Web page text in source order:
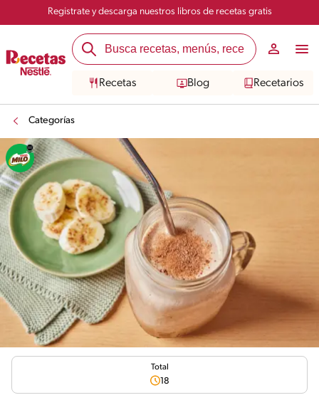
Registrate y descarga nuestros libros de recetas gratis
Recetas Blog Recetarios
Categorías
Total
18